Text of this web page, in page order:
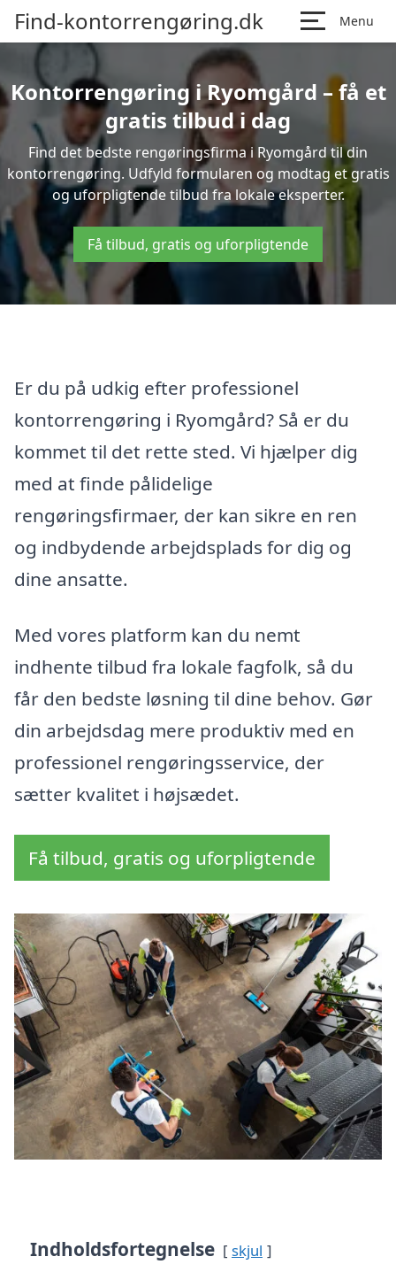
Find-kontorrengøring.dk Menu
Kontorrengøring i Ryomgård – få et
gratis tilbud i dag
Find det bedste rengøringsfirma i Ryomgård til din
kontorrengøring. Udfyld formularen og modtag et gratis
og uforpligtende tilbud fra lokale eksperter.
Få tilbud, gratis og uforpligtende
Er du på udkig efter professionel
kontorrengøring i Ryomgård? Så er du
kommet til det rette sted. Vi hjælper dig
med at finde pålidelige
rengøringsfirmaer, der kan sikre en ren
og indbydende arbejdsplads for dig og
dine ansatte.
Med vores platform kan du nemt
indhente tilbud fra lokale fagfolk, så du
får den bedste løsning til dine behov. Gør
din arbejdsdag mere produktiv med en
professionel rengøringsservice, der
sætter kvalitet i højsædet.
Få tilbud, gratis og uforpligtende
Indholdsfortegnelse skjul